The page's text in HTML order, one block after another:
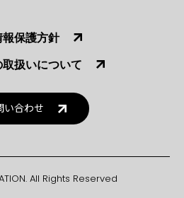
報保護方針
扱いについて
い合わせ
All Rights Reserved